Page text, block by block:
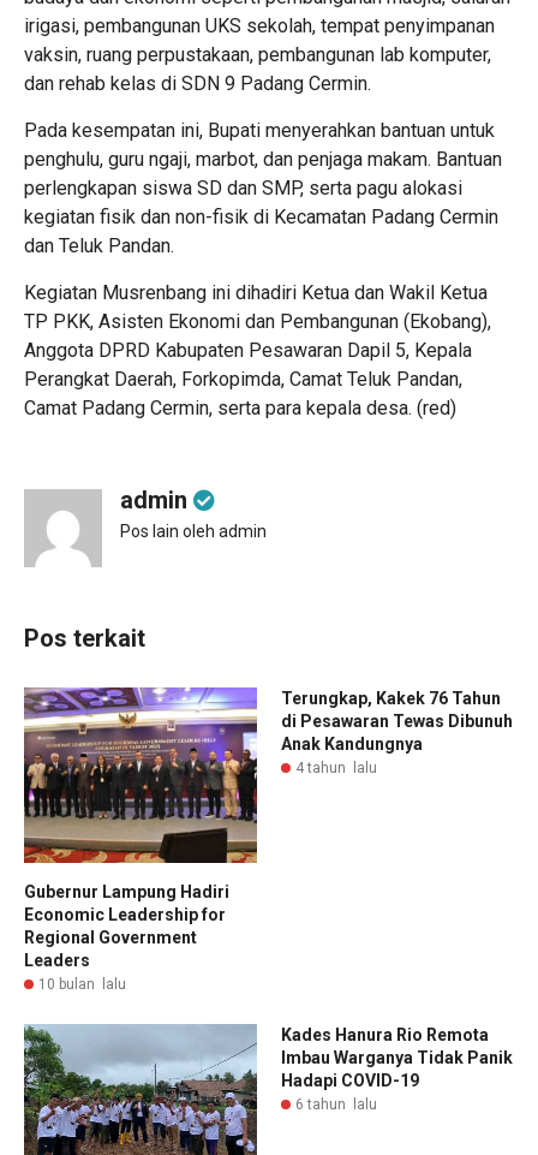
irigasi, pembangunan UKS sekolah, tempat penyimpanan
vaksin, ruang perpustakaan, pembangunan lab komputer,
dan rehab kelas di SDN 9 Padang Cermin.
‎Pada kesempatan ini, Bupati menyerahkan bantuan untuk
penghulu, guru ngaji, marbot, dan penjaga makam. Bantuan
perlengkapan siswa SD dan SMP, serta pagu alokasi
kegiatan fisik dan non-fisik di Kecamatan Padang Cermin
dan Teluk Pandan.
‎Kegiatan Musrenbang ini dihadiri Ketua dan Wakil Ketua
TP PKK, Asisten Ekonomi dan Pembangunan (Ekobang),
Anggota DPRD Kabupaten Pesawaran Dapil 5, Kepala
Perangkat Daerah, Forkopimda, Camat Teluk Pandan,
Camat Padang Cermin, serta para kepala desa. (red)
admin
Pos lain oleh admin
Pos terkait
Gubernur Lampung Hadiri
Economic Leadership for
Regional Government
Leaders
10 bulan lalu
Terungkap, Kakek 76 Tahun
di Pesawaran Tewas Dibunuh
Anak Kandungnya
4 tahun lalu
Kades Hanura Rio Remota
Imbau Warganya Tidak Panik
Hadapi COVID-19
6 tahun lalu